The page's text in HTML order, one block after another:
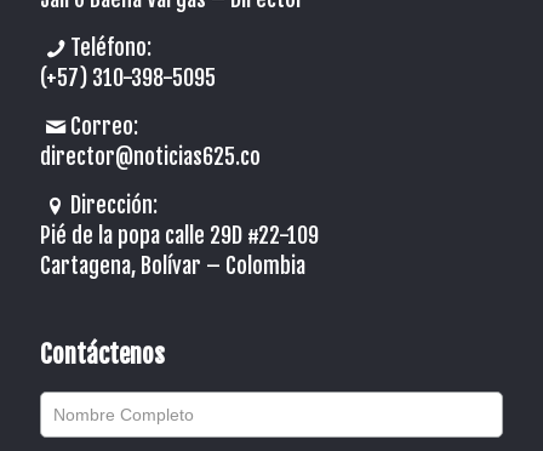
Teléfono:
(+57) 310-398-5095
Correo:
director@noticias625.co
Dirección:
Pié de la popa calle 29D #22-109
Cartagena, Bolívar – Colombia
Contáctenos